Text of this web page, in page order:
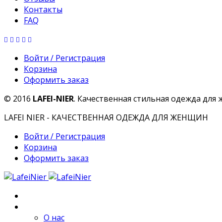
Контакты
FAQ
Войти / Регистрация
Корзина
Оформить заказ
© 2016 LAFEI-NIER. Качественная стильная одежда для
LAFEI NIER - КАЧЕСТВЕННАЯ ОДЕЖДА ДЛЯ ЖЕНЩИН
Войти / Регистрация
Корзина
Оформить заказ
О нас